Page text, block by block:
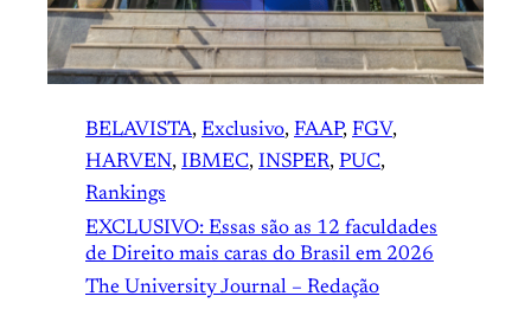
BELAVISTA, Exclusivo, FAAP, FGV
HARVEN, IBMEC, INSPER, PUC
Rankings
EXCLUSIVO: Essas são as 12 faculdades
de Direito mais caras do Brasil em 2026
The University Journal – Redação